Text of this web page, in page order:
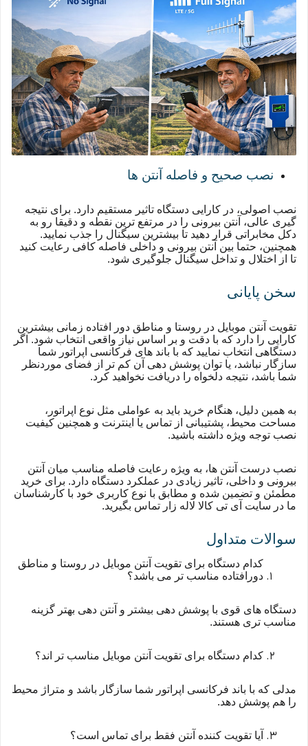
نصب صحیح و فاصله آنتن ها
نصب اصولی، در کارایی دستگاه تاثیر مستقیم دارد. برای نتیجه
گیری عالی، آنتن بیرونی را در مرتفع ترین نقطه و دقیقا رو به
دکل مخابراتی قرار دهید تا بیشترین سیگنال را جذب نمایید.
همچنین، حتما بین آنتن بیرونی و داخلی فاصله کافی رعایت کنید
تا از اختلال و تداخل سیگنال جلوگیری شود.
سخن پایانی
تقویت آنتن موبایل در روستا و مناطق دور افتاده زمانی بیشترین
کارایی را دارد که با دقت و بر اساس نیاز واقعی انتخاب شود. اگر
دستگاهی انتخاب نمایید که با باند های فرکانسی اپراتور شما
سازگار نباشد، یا توان پوشش دهی آن کم تر از فضای موردنظر
شما باشد، نتیجه دلخواه را دریافت نخواهید کرد.
به همین دلیل، هنگام خرید باید به عواملی مثل نوع اپراتور،
مساحت محیط، پشتیبانی از تماس یا اینترنت و همچنین کیفیت
نصب توجه ویژه داشته باشید.
نصب درست آنتن ها، به ویژه رعایت فاصله مناسب میان آنتن
بیرونی و داخلی، تاثیر زیادی در عملکرد دستگاه دارد. برای خرید
مطمئن و تضمین شده و مطابق با نوع کاربری خود با کارشناسان
ما در سایت آی تی کالا لاله زار تماس بگیرید.
سوالات متداول
کدام دستگاه برای تقویت آنتن موبایل در روستا و مناطق
دورافتاده مناسب تر می باشد؟
دستگاه های قوی با پوشش دهی بیشتر و آنتن دهی بهتر گزینه
مناسب تری هستند.
کدام دستگاه برای تقویت آنتن موبایل مناسب تر اند؟
مدلی که با باند فرکانسی اپراتور شما سازگار باشد و متراژ محیط
را هم پوشش دهد.
آیا تقویت کننده آنتن فقط برای تماس است؟